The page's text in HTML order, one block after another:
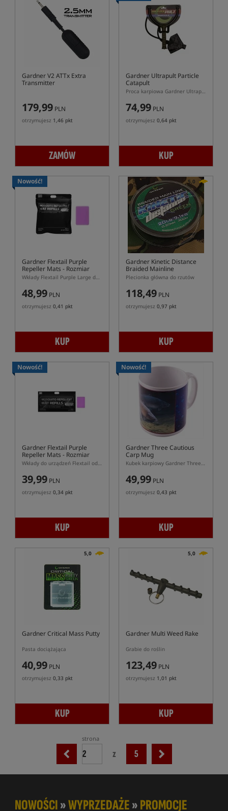
Gardner V2 ATTx Extra
Transmitter
179,99 PLN
otrzymujesz 1,46 pkt
ZAMÓW
Gardner Ultrapult Particle
Catapult
Proca karpiowa Gardner Ultrapult Particle
74,99 PLN
otrzymujesz 0,64 pkt
KUP
Nowość!
Gardner Flextail Purple
Repeller Mats - Rozmiar
Duży
Wkłady Flextail Purple Large do urządzenia Evo Repel
48,99 PLN
otrzymujesz 0,41 pkt
KUP
5,0
Gardner Kinetic Distance
Braided Mainline
Plecionka główna do rzutów
118,49 PLN
otrzymujesz 0,97 pkt
KUP
Nowość!
Gardner Flextail Purple
Repeller Mats - Rozmiar
Standard
Wkłady do urządzeń Flextail odstraszające komary
39,99 PLN
otrzymujesz 0,34 pkt
KUP
Nowość!
Gardner Three Cautious
Carp Mug
Kubek karpiowy Gardner Three Cautious Carp
49,99 PLN
otrzymujesz 0,43 pkt
KUP
5,0
Gardner Critical Mass Putty
Pasta dociążająca
40,99 PLN
otrzymujesz 0,33 pkt
KUP
5,0
Gardner Multi Weed Rake
Grabie do roślin
123,49 PLN
otrzymujesz 1,01 pkt
KUP
strona
z 5
NOWOŚCI»WYPRZEDAŻE»PROMOCJE